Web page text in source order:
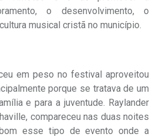
o desenvolvimento, o
musical cristã no município.
em peso no festival aproveitou
porque se tratava de um
e para a juventude. Raylander
compareceu nas duas noites
esse tipo de evento onde a